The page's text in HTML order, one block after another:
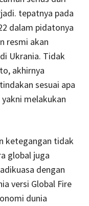
tepatnya pada
dalam pidatonya
resmi akan
Ukrania. Tidak
akhirnya
sesuai apa
melakukan
ketegangan tidak
global juga
dengan
versi Global Fire
dunia